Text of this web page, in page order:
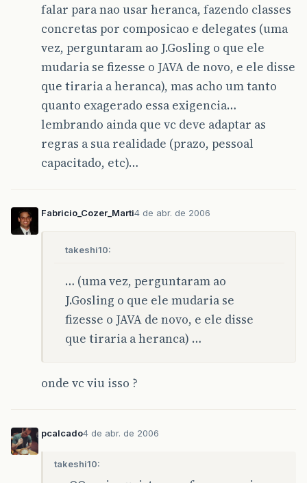
falar para nao usar heranca, fazendo classes
concretas por composicao e delegates (uma
vez, perguntaram ao J.Gosling o que ele
mudaria se fizesse o JAVA de novo, e ele disse
que tiraria a heranca), mas acho um tanto
quanto exagerado essa exigencia…
lembrando ainda que vc deve adaptar as
regras a sua realidade (prazo, pessoal
capacitado, etc)…
Fabricio_Cozer_Marti4 de abr. de 2006
takeshi10:
… (uma vez, perguntaram ao
J.Gosling o que ele mudaria se
fizesse o JAVA de novo, e ele disse
que tiraria a heranca) …
onde vc viu isso ?
pcalcado4 de abr. de 2006
takeshi10: